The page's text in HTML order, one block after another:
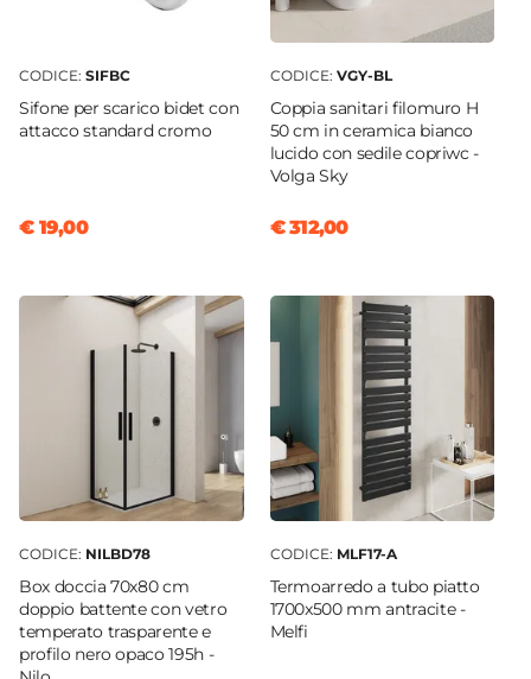
CODICE: SIFBC
Sifone per scarico bidet con
attacco standard cromo
€ 19,00
CODICE: VGY-BL
Coppia sanitari filomuro H
50 cm in ceramica bianco
lucido con sedile copriwc -
Volga Sky
€ 312,00
CODICE: NILBD78
Box doccia 70x80 cm
doppio battente con vetro
temperato trasparente e
profilo nero opaco 195h -
CODICE: MLF17-A
Termoarredo a tubo piatto
1700x500 mm antracite -
Melfi